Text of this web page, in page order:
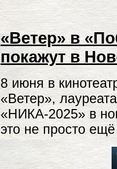
«Ветер» в
покажут в
8 июня в
«Ветер»,
«НИКА-2025» в
это не просто